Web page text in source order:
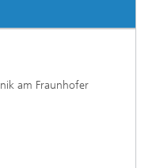
am Fraunhofer